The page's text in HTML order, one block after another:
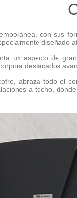
con sus
diseñado
un aspecto de
destacados
abraza todo el
a techo,